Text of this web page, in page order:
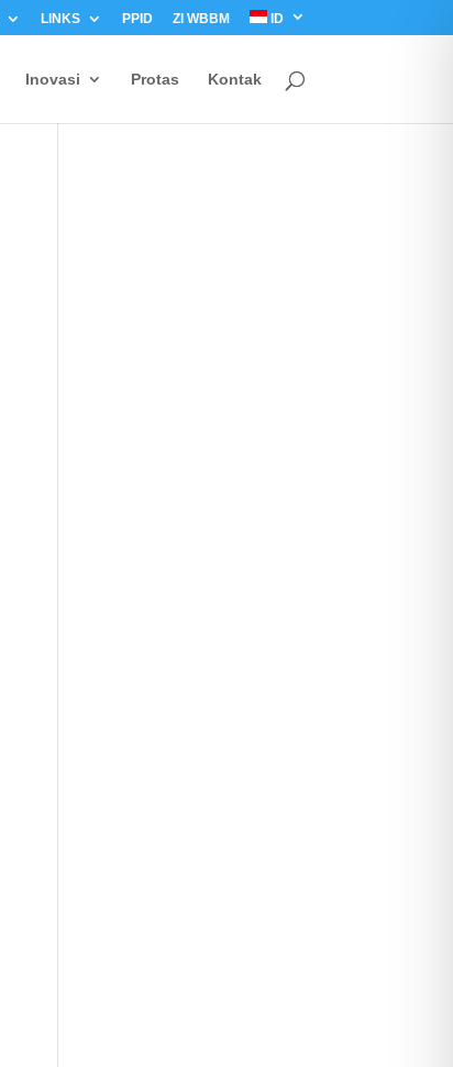
LINKS PPID ZI WBBM ID
Inovasi Protas Kontak